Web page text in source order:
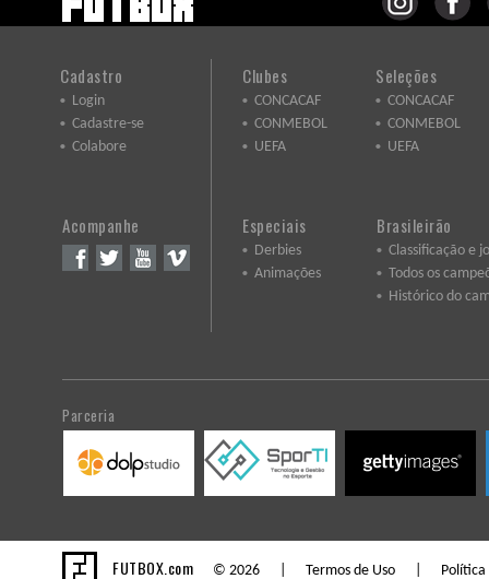
Cadastro
Login
Cadastre-se
Colabore
Acompanhe
Clubes
CONCACAF
CONMEBOL
UEFA
Seleções
CONCACAF
CONMEBOL
UEFA
Especiais
Derbies
Animações
Brasileirão
Classificação e
Todos os
Histórico do
Parceria
FUTBOX.com © 2026 | Termos de Uso Política